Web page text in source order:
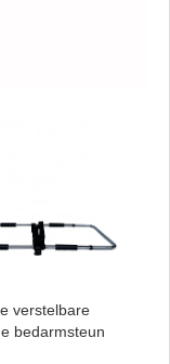
verstelbare
bedarmsteun